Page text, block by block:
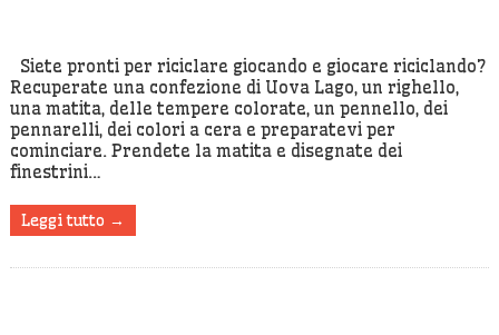
Siete pronti per riciclare giocando e giocare riciclando?
Recuperate una confezione di Uova Lago, un righello,
una matita, delle tempere colorate, un pennello, dei
pennarelli, dei colori a cera e preparatevi per
cominciare. Prendete la matita e disegnate dei
finestrini…
Leggi tutto →